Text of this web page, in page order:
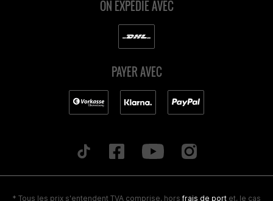
ON EXPÉDIE AVEC
PAYER AVEC
* Tous les prix s'entendent TVA comprise, hors frais de port et, le cas